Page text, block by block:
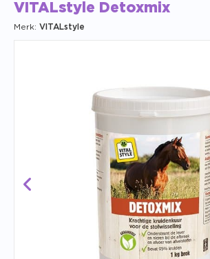
VITALstyle Detoxmix
Merk: VITALstyle